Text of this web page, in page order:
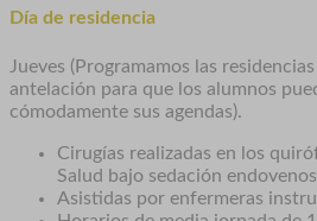
Día de residencia
Jueves (Programamos las
antelación para que los alumnos
cómodamente sus agendas).
Cirugías realizadas en los
Salud bajo sedación
Asistidas por enfermeras